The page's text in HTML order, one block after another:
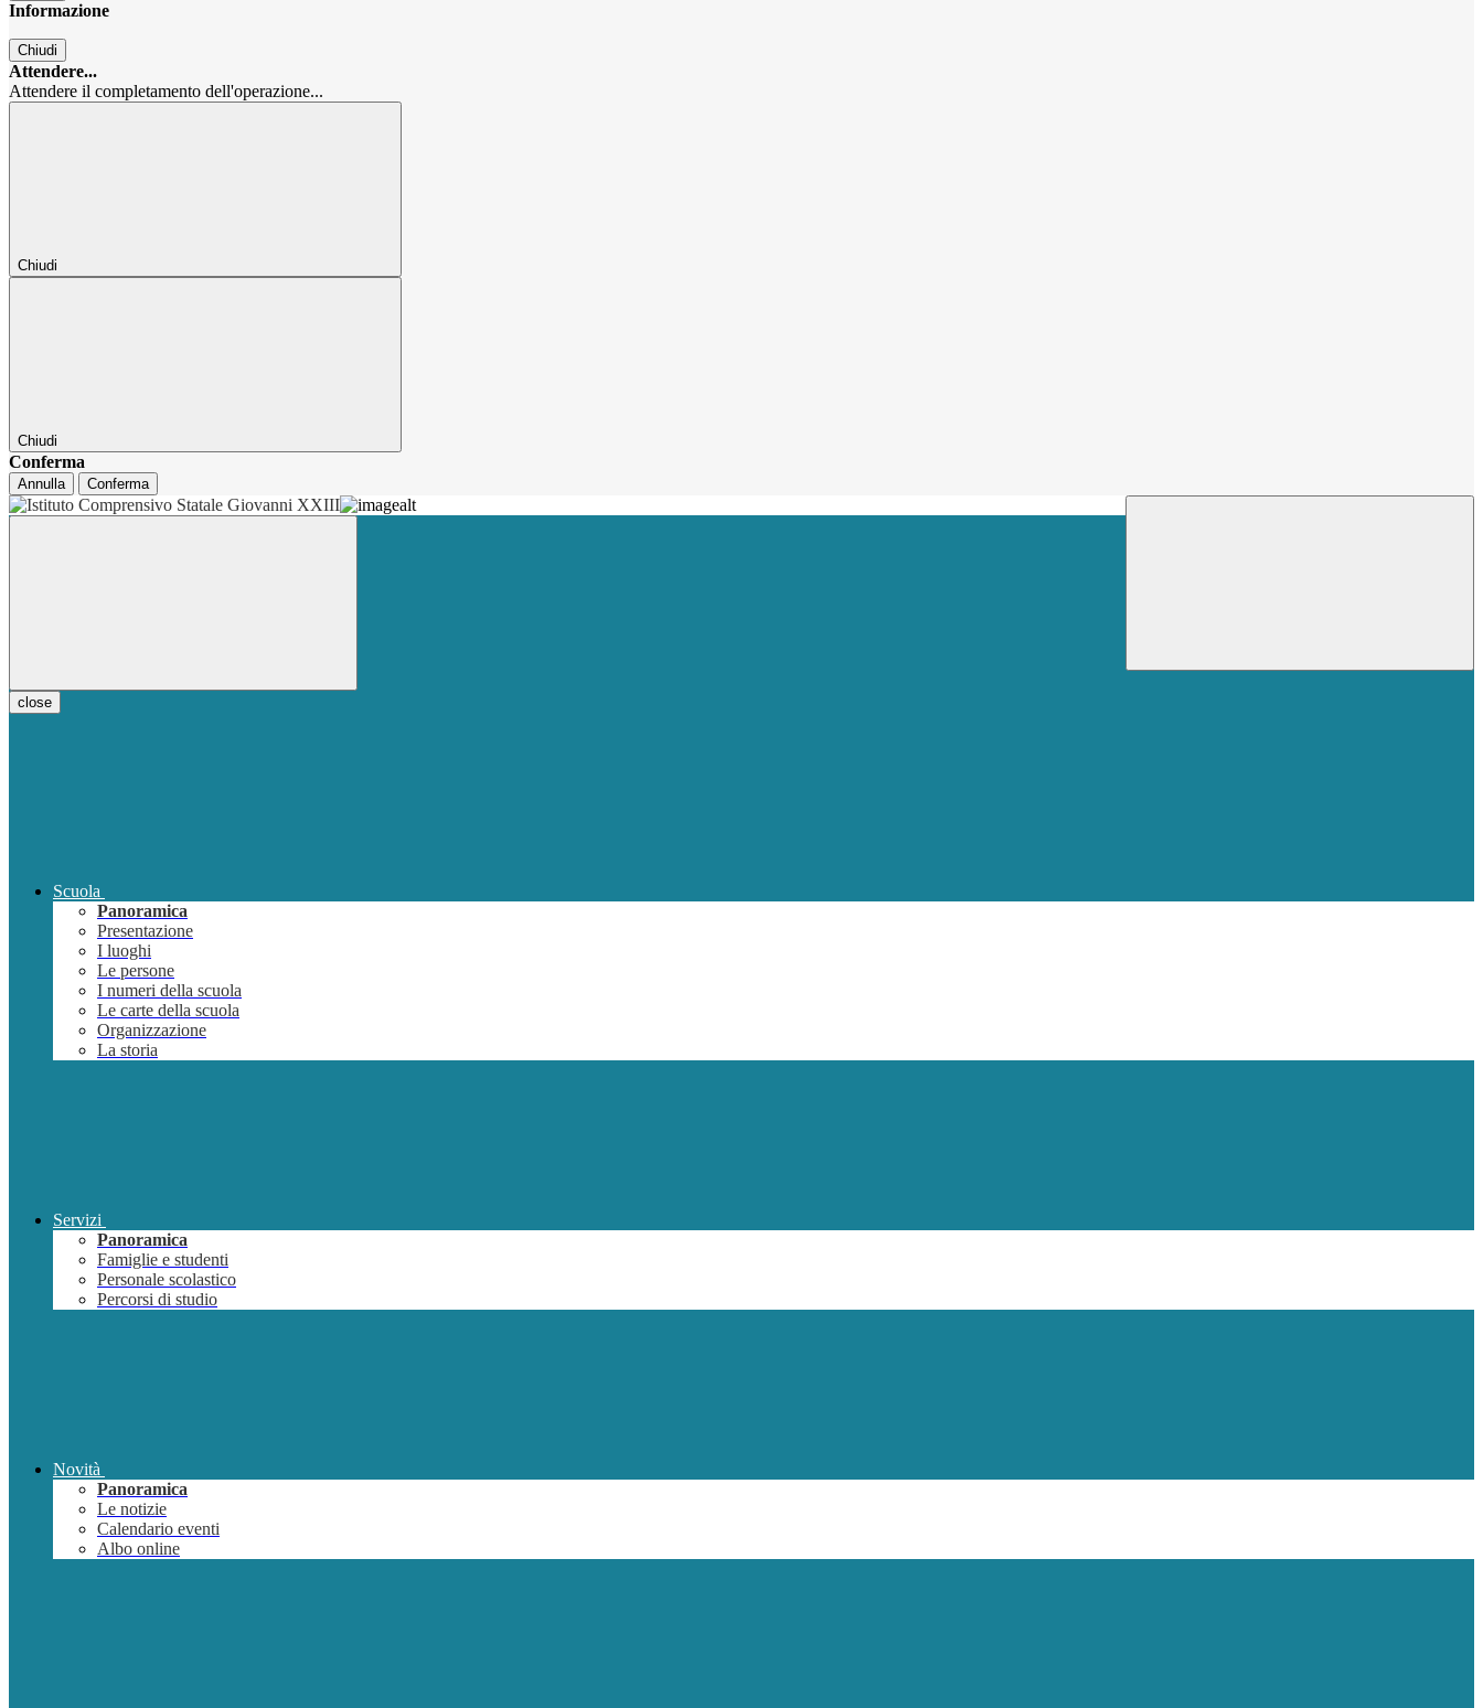
Informazione
Chiudi
Attendere...
Attendere il completamento dell'operazione...
Chiudi
Chiudi
Conferma
Annulla Conferma
close
Scuola
Panoramica
Presentazione
I luoghi
Le persone
I numeri della scuola
Le carte della scuola
Organizzazione
La storia
Servizi
Panoramica
Famiglie e studenti
Personale scolastico
Percorsi di studio
Novità
Panoramica
Le notizie
Calendario eventi
Albo online